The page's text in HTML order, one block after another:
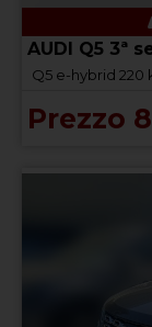
AUDI Q5 3ª
Q5 e-hybrid 220
Prezzo